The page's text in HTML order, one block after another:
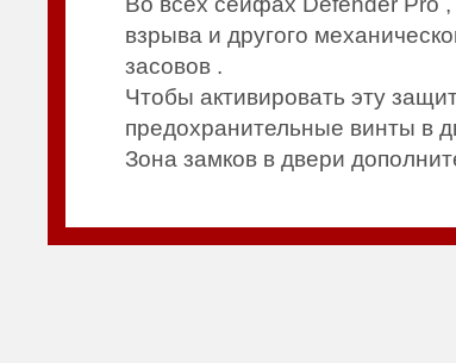
взрыва и другого
засовов .
Чтобы активировать эту
предохранительные винты в
Зона замков в двери